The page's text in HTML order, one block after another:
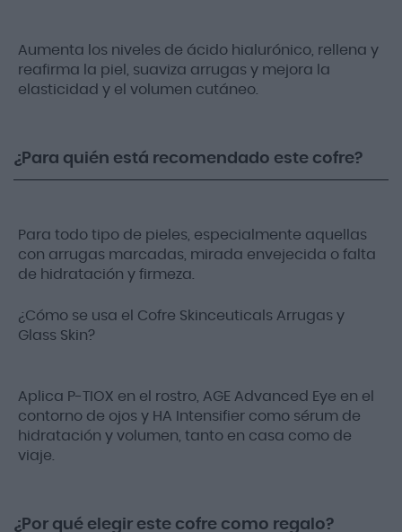
Aumenta los niveles de ácido hialurónico, rellena y
reafirma la piel, suaviza arrugas y mejora la
elasticidad y el volumen cutáneo.
¿Para quién está recomendado este cofre?
Para todo tipo de pieles, especialmente aquellas
con arrugas marcadas, mirada envejecida o falta
de hidratación y firmeza.
¿Cómo se usa el Cofre Skinceuticals Arrugas y
Glass Skin?
Aplica P-TIOX en el rostro, AGE Advanced Eye en el
contorno de ojos y HA Intensifier como sérum de
hidratación y volumen, tanto en casa como de
viaje.
¿Por qué elegir este cofre como regalo?